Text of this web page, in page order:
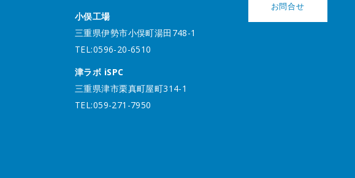
小俣工場
三重県伊勢市小俣町湯田748-1
TEL:0596-20-6510
津ラボ iSPC
三重県津市栗真町屋町314-1
TEL:059-271-7950
お問合せ